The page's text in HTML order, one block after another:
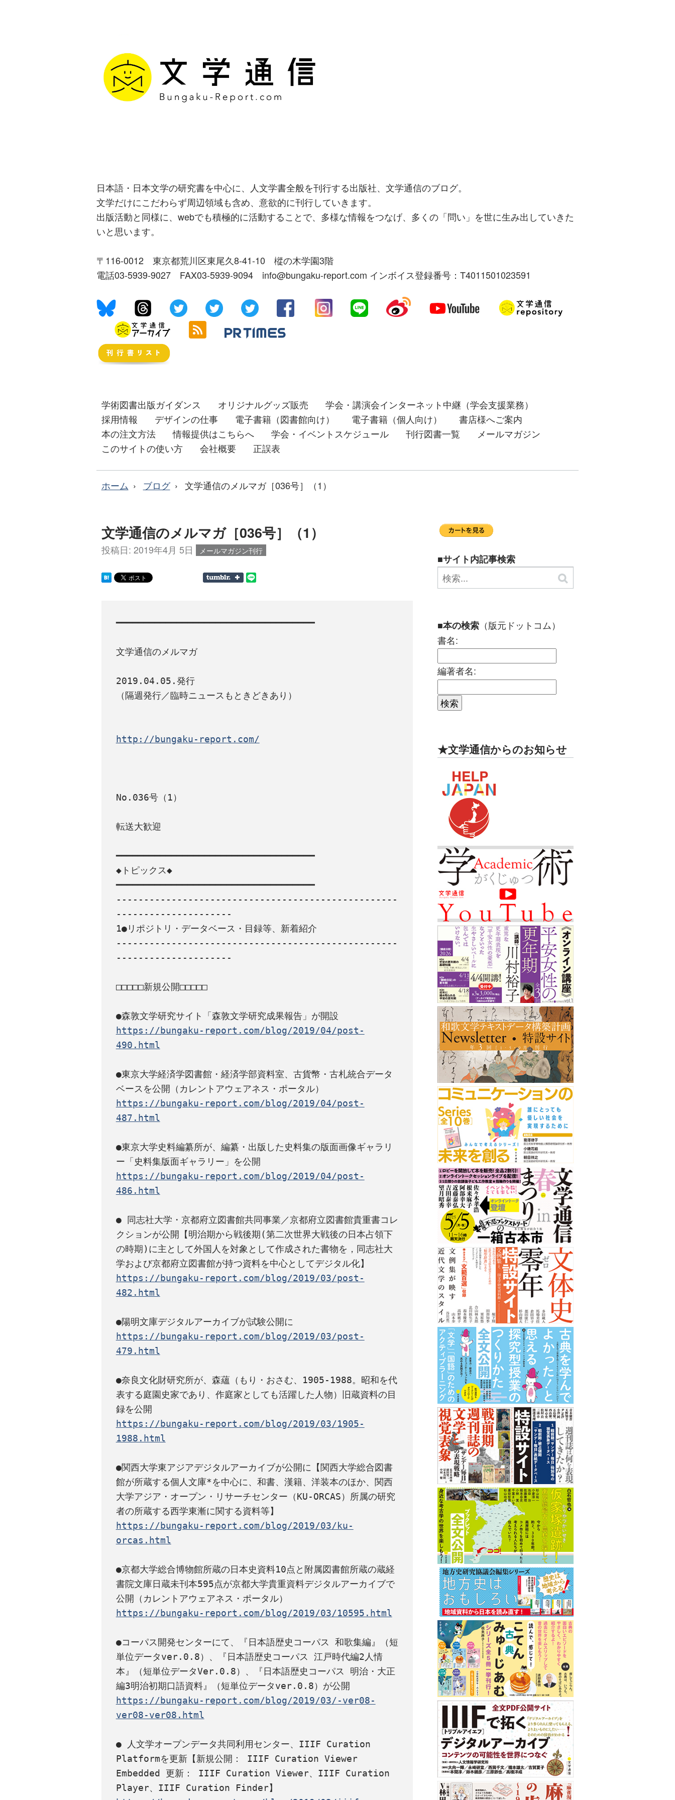
日本語・日本文学の研究書を中心に、人文学書全般を刊行する出版社、文学通信のブログ。
文学だけにこだわらず周辺領域も含め、意欲的に刊行していきます。
出版活動と同様に、webでも積極的に活動することで、多様な情報をつなげ、多くの「問い」を世に生み出していきた
いと思います。
〒116-0012 東京都荒川区東尾久8-41-10 樅の木学園3階
電話03-5939-9027 FAX03-5939-9094 info@bungaku-report.com インボイス登録番号：T4011501023591
学術図書出版ガイダンス オリジナルグッズ販売
学会・講演会インターネット中継（学会支援業務）
採用情報
デザインの仕事 電子書籍（図書館向け） 電子書籍（個人向け）
書店様へご案内
本の注文方法
情報提供はこちらへ 学会・イベントスケジュール 刊行図書一覧
メールマガジン
このサイトの使い方
会社概要 正誤表
ホーム ブログ 文学通信のメルマガ［036号］（1）
文学通信のメルマガ［036号］（1）
投稿日: 2019年4月 5日 メールマガジン刊行
━━━━━━━━━━━━━━━━━━━━━━━━━━━━━━━━━━━━
文学通信のメルマガ
2019.04.05.発行
（隔週発行／臨時ニュースもときどきあり）
http://bungaku-report.com/
No.036号（1）
転送大歓迎
━━━━━━━━━━━━━━━━━━━━━━━━━━━━━━━━━━━━
◆トピックス◆
━━━━━━━━━━━━━━━━━━━━━━━━━━━━━━━━━━━━
---------------------------------------------------
---------------------
1●リポジトリ・データベース・目録等、新着紹介
---------------------------------------------------
---------------------
□□□□□新規公開□□□□□
https://bungaku-report.com/blog/2019/04/post-
490.html
●東京大学経済学図書館・経済学部資料室、古貨幣・古札統合データ
https://bungaku-report.com/blog/2019/04/post-
487.html
●東京大学史料編纂所が、編纂・出版した史料集の版面画像ギャラリ
https://bungaku-report.com/blog/2019/04/post-
486.html
● 同志社大学・京都府立図書館共同事業／京都府立図書館貴重書コレ
クションが公開【明治期から戦後期(第二次世界大戦後の日本占領下
の時期)に主として外国人を対象として作成された書物を，同志社大
https://bungaku-report.com/blog/2019/03/post-
482.html
https://bungaku-report.com/blog/2019/03/post-
479.html
●奈良文化財研究所が、森蘊（もり・おさむ、1905-1988。昭和を代
表する庭園史家であり、作庭家としても活躍した人物）旧蔵資料の目
https://bungaku-report.com/blog/2019/03/1905-
1988.html
●関西大学東アジアデジタルアーカイブが公開に【関西大学総合図書
館が所蔵する個人文庫*を中心に、和書、漢籍、洋装本のほか、関西
大学アジア・オープン・リサーチセンター（KU-ORCAS）所属の研究
https://bungaku-report.com/blog/2019/03/ku-
orcas.html
●京都大学総合博物館所蔵の日本史資料10点と附属図書館所蔵の蔵経
書院文庫日蔵未刊本595点が京都大学貴重資料デジタルアーカイブで
https://bungaku-report.com/blog/2019/03/10595.html
●コーパス開発センターにて、『日本語歴史コーパス 和歌集編』（短
単位データver.0.8）、『日本語歴史コーパス 江戸時代編2人情
本』（短単位データVer.0.8）、『日本語歴史コーパス 明治・大正
https://bungaku-report.com/blog/2019/03/-ver08-
ver08-ver08.html
● 人文学オープンデータ共同利用センター、IIIF Curation
Platformを更新【新規公開： IIIF Curation Viewer
Embedded 更新： IIIF Curation Viewer、IIIF Curation
■サイト内記事検索
■本の検索（版元ドットコム）
書名:
編著者名:
★文学通信からのお知らせ